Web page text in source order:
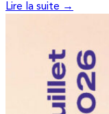
Lire la suite →